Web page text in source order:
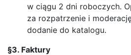
w ciągu 2 dni roboczych.
za rozpatrzenie i
dodanie do katalogu.
§3. Faktury